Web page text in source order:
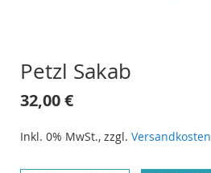
Petzl Sakab
32,00 €
Inkl. 0% MwSt., zzgl. Versandkosten